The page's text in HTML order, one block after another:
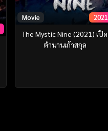
Movie 2021
The Mystic Nine (2021) เปิด
ตํานานเก้าสกุล